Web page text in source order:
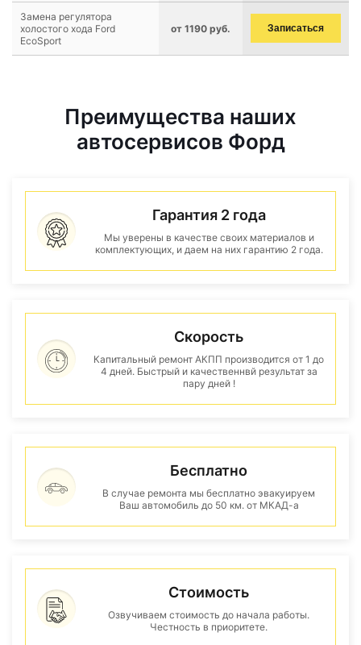
Замена регулятора
холостого хода Ford
EcoSport
от 1190 руб. Записаться
Преимущества наших
автосервисов Форд
Гарантия 2 года
Мы уверены в качестве своих материалов и
комплектующих, и даем на них гарантию 2 года.
Скорость
Капитальный ремонт АКПП производится от 1 до
4 дней. Быстрый и качественнвй результат за
пару дней !
Бесплатно
В случае ремонта мы бесплатно эвакуируем
Ваш автомобиль до 50 км. от МКАД-а
Стоимость
Озвучиваем стоимость до начала работы.
Честность в приоритете.